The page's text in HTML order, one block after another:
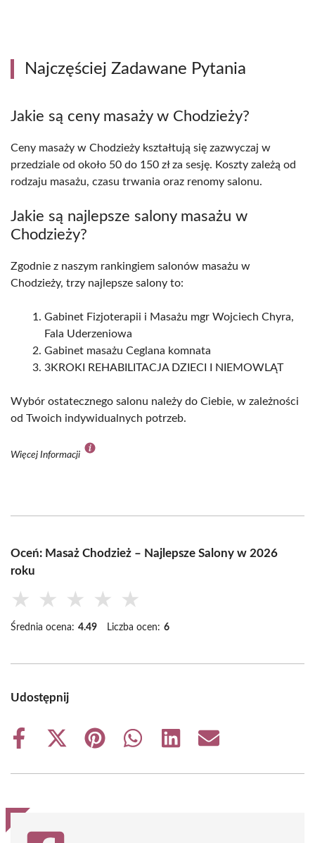
Najczęściej Zadawane Pytania
Jakie są ceny masaży w Chodzieży?
Ceny masaży w Chodzieży kształtują się zazwyczaj w
przedziale od około 50 do 150 zł za sesję. Koszty zależą od
rodzaju masażu, czasu trwania oraz renomy salonu.
Jakie są najlepsze salony masażu w
Chodzieży?
Zgodnie z naszym rankingiem salonów masażu w
Chodzieży, trzy najlepsze salony to:
Gabinet Fizjoterapii i Masażu mgr Wojciech Chyra,
Fala Uderzeniowa
Gabinet masażu Ceglana komnata
3KROKI REHABILITACJA DZIECI I NIEMOWLĄT
Wybór ostatecznego salonu należy do Ciebie, w zależności
od Twoich indywidualnych potrzeb.
Więcej Informacji
Oceń: Masaż Chodzież – Najlepsze Salony w 2026
roku
★ ★ ★ ★ ★
Średnia ocena: 4.49 Liczba ocen: 6
Udostępnij
Share
Share
(Twitter)
Share
Share
Share
Share